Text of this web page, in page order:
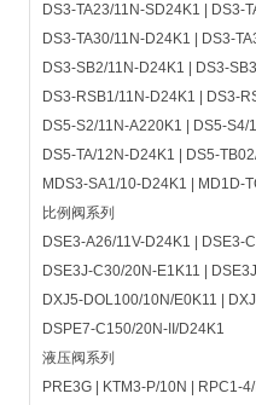
DS3-TA23/11N-SD24K1 | DS3-
DS3-TA30/11N-D24K1 | DS3-
DS3-SB2/11N-D24K1 | DS3-
DS3-RSB1/11N-D24K1 | DS3-
DS5-S2/11N-A220K1 | DS5-
DS5-TA/12N-D24K1 | DS5-
MDS3-SA1/10-D24K1 | MD1D-
比例阀系列‌
DSE3-A26/11V-D24K1 | DSE3-
DSE3J-C30/20N-E1K11 |
DXJ5-DOL100/10N/E0K11 |
DSPE7-C150/20N-II/D24K1
液压阀系列‌
PRE3G | KTM3-P/10N | RPC1-